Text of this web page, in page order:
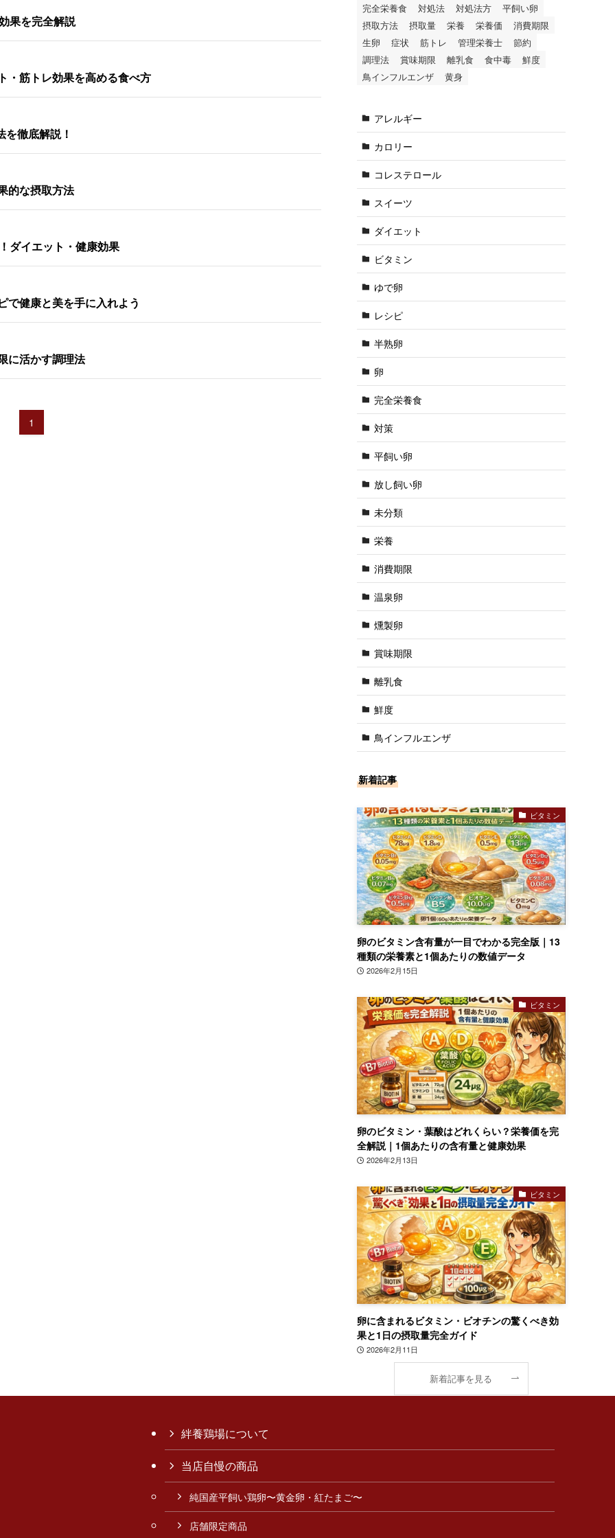
果を完全解説
・筋トレ効果を高める食べ方
徹底解説！
的な摂取方法
ダイエット・健康効果
で健康と美を手に入れよう
に活かす調理法
1
完全栄養食 対処法 対処法方
平飼い卵
摂取方法
摂取量 栄養 栄養価
消費期限
生卵
症状 筋トレ 管理栄養士
節約
調理法
賞味期限 離乳食 食中毒
鮮度
鳥インフルエンザ
黄身
アレルギー
カロリー
コレステロール
スイーツ
ダイエット
ビタミン
ゆで卵
レシピ
半熟卵
卵
完全栄養食
対策
平飼い卵
放し飼い卵
未分類
栄養
消費期限
温泉卵
燻製卵
賞味期限
離乳食
鮮度
鳥インフルエンザ
新着記事
ビタミン
卵のビタミン含有量が一目でわかる完全版｜13
種類の栄養素と1個あたりの数値データ
2026年2月15日
ビタミン
卵のビタミン・葉酸はどれくらい？栄養価を完
全解説｜1個あたりの含有量と健康効果
2026年2月13日
ビタミン
卵に含まれるビタミン・ビオチンの驚くべき効
果と1日の摂取量完全ガイド
2026年2月11日
新着記事を見る
絆養鶏場について
当店自慢の商品
純国産平飼い鶏卵〜黄金卵・紅たまご〜
店舗限定商品